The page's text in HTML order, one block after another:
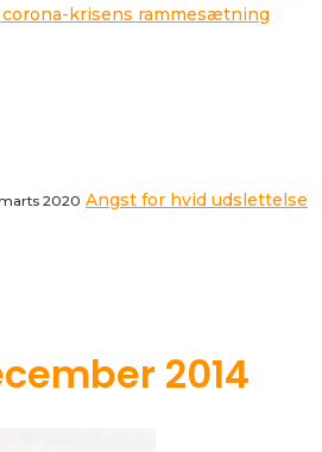
krisens rammesætning
2020 Angst for hvid udslettelse
2014